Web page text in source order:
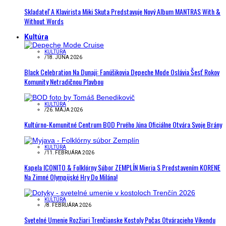
Skladateľ A Klavirista Miki Skuta Predstavuje Nový Album MANTRAS With &
Without Words
Kultúra
KULTÚRA
/18. JÚNA 2026
Black Celebration Na Dunaji: Fanúšikovia Depeche Mode Oslávia Šesť Rokov
Komunity Netradičnou Plavbou
KULTÚRA
/26. MÁJA 2026
Kultúrno-Komunitné Centrum BOD Prvého Júna Oficiálne Otvára Svoje Brány
KULTÚRA
/11. FEBRUÁRA 2026
Kapela ICONITO & Folklórny Súbor ZEMPLÍN Mieria S Predstavením KORENE
Na Zimné Olympijské Hry Do Milána!
KULTÚRA
/8. FEBRUÁRA 2026
Svetelné Umenie Rozžiari Trenčianske Kostoly Počas Otváracieho Víkendu